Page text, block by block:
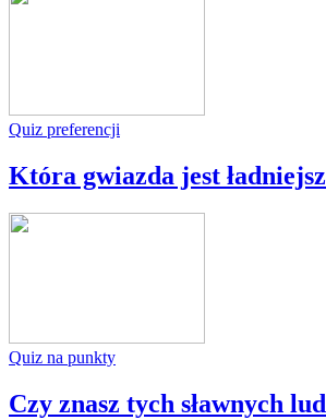
Quiz preferencji
Która gwiazda jest
Quiz na punkty
Czy znasz tych sławnych